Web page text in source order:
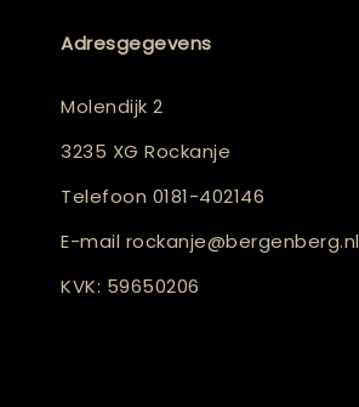
Adresgegevens
Molendijk 2
3235 XG Rockanje
Telefoon 0181-402146
E-mail rockanje@bergenberg.nl
KVK: 59650206